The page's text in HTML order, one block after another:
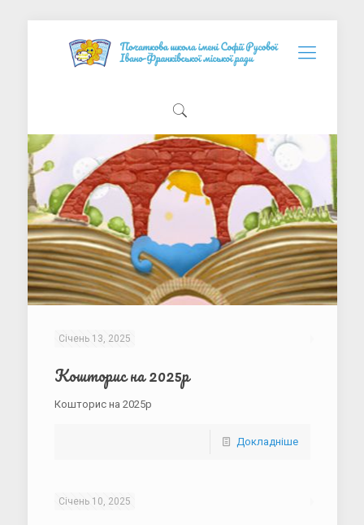
Січень 13, 2025
Кошторис на 2025р
Кошторис на 2025р
Докладніше
Січень 10, 2025